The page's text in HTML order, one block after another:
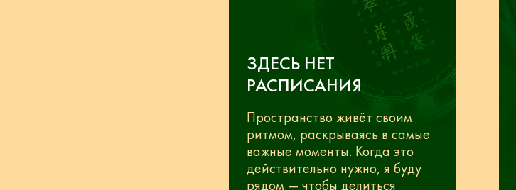
ЗДЕСЬ НЕТ
РАСПИСАНИЯ
Пространство живёт своим
ритмом, раскрываясь в самые
важные моменты. Когда это
действительно нужно, я буду
рядом — чтобы делиться